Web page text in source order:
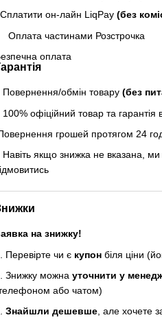
Сплатити он-лайн LiqPay (без
Оплата частинами Розстрочка
оплата
Повернення/обмін товару (без
100% офіційний товар та гарантія
грошей протягом 24
Навіть якщо знижка не вказана,
на знижку!
Перевірте чи є купон біля ціни
Знижку можна уточнити у
або чатом)
Знайшли дешевше, але хочете